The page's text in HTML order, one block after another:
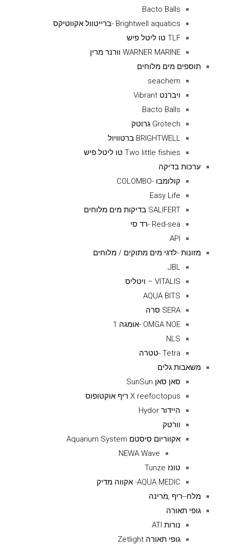
Bacto Balls
Brightwell aquatics -ברייטוול אקווטיקס
TLF טו ליטל פיש
WARNER MARINE וורנר מרין
תוספים מים מלוחים
seachem
ויברנט Vibrant
Bacto Balls
Grotech גרוטק
BRIGHTWELL ברטוויול
Two little fishies טו ליטל פיש
ערכות בדיקה
קולומבו -COLOMBO
Easy Life
SALIFERT בדיקות מים מלוחים
Red-sea -רד סי
API
מזונות -לדגי מים מתוקים / מלוחים
JBL
VITALIS – ויטליס
AQUA BITS
SERA סרה
OMGA NOE -אומגה 1
NLS
Tetra -טטרה
משאבות גלים
סאן סאן SunSun
X reefoctopus ריף אוקטופוס
היידור Hydor
וורטק
אקווריום סיסטם Aquarium System
NEWA Wave
טונז Tunze
AQUA MEDIC- אקווה מדיק
מלח--ריף ,מרינה
גופי תאורה
נורות ATI
גופי תאורה Zetlight